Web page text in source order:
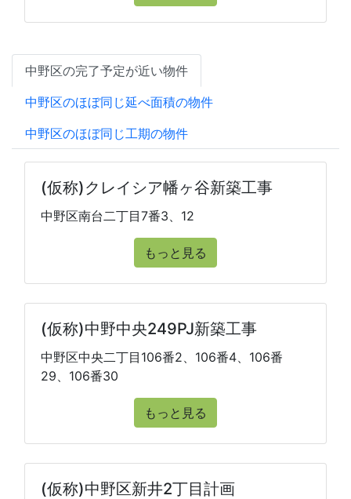
中野区の完了予定が近い物件
中野区のほぼ同じ延べ面積の物件
中野区のほぼ同じ工期の物件
(仮称)クレイシア幡ヶ谷新築工事
中野区南台二丁目7番3、12
もっと見る
(仮称)中野中央249PJ新築工事
中野区中央二丁目106番2、106番4、106番
29、106番30
もっと見る
(仮称)中野区新井2丁目計画